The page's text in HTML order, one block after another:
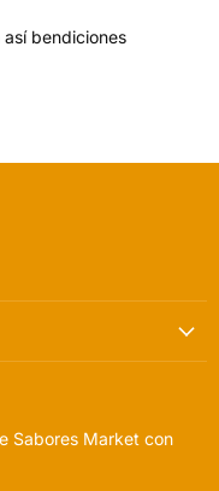
bendiciones
Sabores Market con